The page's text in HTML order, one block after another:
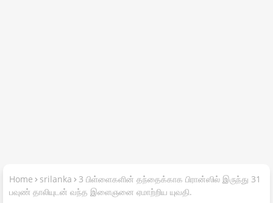
Home srilanka
3 பிள்ளைகளின் தந்தைக்காக பிரான்ஸில் இருந்து 31
பவுண் தாலியுடன் வந்த இளைஞனை ஏமாற்றிய யுவதி.